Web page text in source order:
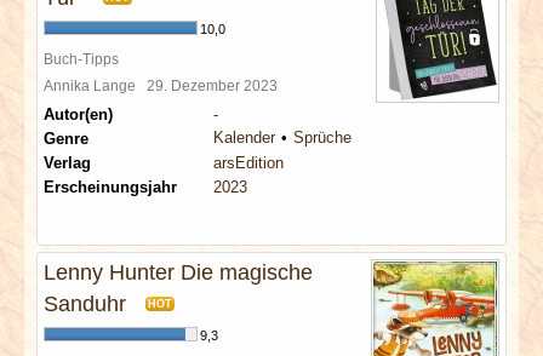
10,0
Buch-Tipps
Annika Lange 29. Dezember 2023
Autor(en)
-
Genre
Kalender
Sprüche
Verlag
arsEdition
Erscheinungsjahr
2023
Lenny Hunter Die magische
Sanduhr
HOT
9,3